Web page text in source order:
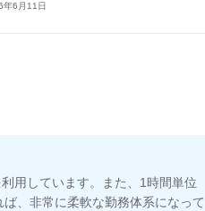
年6月11日
用しています。また、1時間単位
、非常に柔軟な勤務体系になって